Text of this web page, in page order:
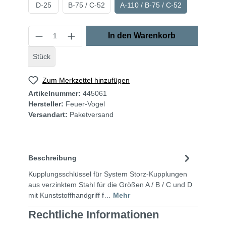
D-25 B-75 / C-52 A-110 / B-75 / C-52
Stück
In den Warenkorb
Zum Merkzettel hinzufügen
Artikelnummer: 445061
Hersteller: Feuer-Vogel
Versandart: Paketversand
Beschreibung
Kupplungsschlüssel für System Storz-Kupplungen
aus verzinktem Stahl für die Größen A / B / C und D
mit Kunststoffhandgriff f… Mehr
Rechtliche Informationen